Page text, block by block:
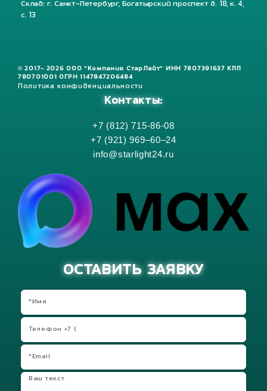
Склад: г. Санкт-Петербург, Богатырский проспект д. 18, к. 4,
с. 13
© 2017- 2026 ООО "Компания СтарЛайт" ИНН 7807391637 КПП
780701001 ОГРН 1147847206484
Политика конфиденциальности
Контакты:
+7 (812) 715-86-08
+7 (921) 969–60–24
info@starlight24.ru
ОСТАВИТЬ ЗАЯВКУ